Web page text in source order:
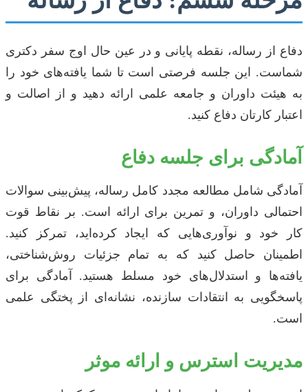
دفاع از رساله، نقطه پایانی و در عین حال اوج سفر دکتری
شماست. این جلسه فرصتی است تا شما یافته‌های خود را
به هیئت داوران و جامعه علمی ارائه دهید و از اصالت و
اعتبار کارتان دفاع کنید.
آمادگی برای جلسه دفاع
آمادگی شامل مطالعه مجدد کامل رساله، پیش‌بینی سوالات
احتمالی داوران، و تمرین برای ارائه است. بر نقاط قوت
کار خود و نوآوری‌هایی که ایجاد کرده‌اید، تمرکز کنید.
اطمینان حاصل کنید که به تمام جزئیات روش‌شناختی،
یافته‌ها و استدلال‌های خود مسلط هستید. آمادگی برای
پاسخگویی به انتقادات سازنده، نشانه‌ای از پختگی علمی
است.
مدیریت استرس و ارائه موثر